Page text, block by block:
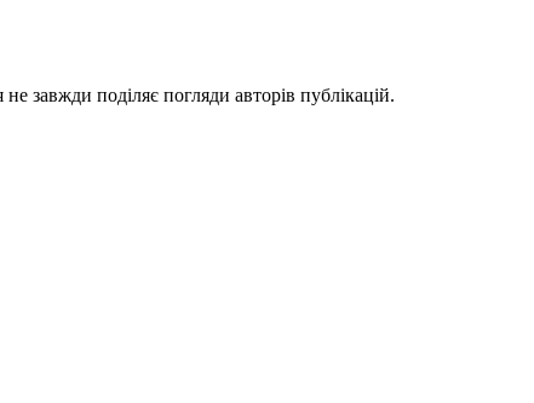
завжди поділяє погляди авторів публікацій.